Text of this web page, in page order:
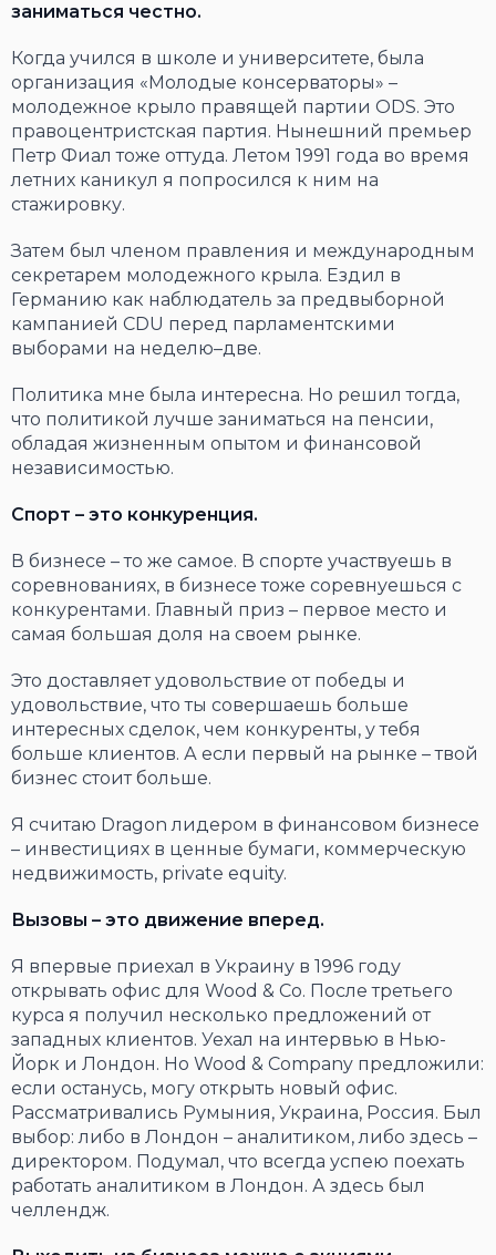
заниматься честно.
Когда учился в школе и университете, была
организация «Молодые консерваторы» –
молодежное крыло правящей партии ODS. Это
правоцентристская партия. Нынешний премьер
Петр Фиал тоже оттуда. Летом 1991 года во время
летних каникул я попросился к ним на
стажировку.
Затем был членом правления и международным
секретарем молодежного крыла. Ездил в
Германию как наблюдатель за предвыборной
кампанией CDU перед парламентскими
выборами на неделю–две.
Политика мне была интересна. Но решил тогда,
что политикой лучше заниматься на пенсии,
обладая жизненным опытом и финансовой
независимостью.
Спорт – это конкуренция.
В бизнесе – то же самое. В спорте участвуешь в
соревнованиях, в бизнесе тоже соревнуешься с
конкурентами. Главный приз – первое место и
самая большая доля на своем рынке.
Это доставляет удовольствие от победы и
удовольствие, что ты совершаешь больше
интересных сделок, чем конкуренты, у тебя
больше клиентов. А если первый на рынке – твой
бизнес стоит больше.
Я считаю Dragon лидером в финансовом бизнесе
– инвестициях в ценные бумаги, коммерческую
недвижимость, private equity.
Вызовы – это движение вперед.
Я впервые приехал в Украину в 1996 году
открывать офис для Wood & Co. После третьего
курса я получил несколько предложений от
западных клиентов. Уехал на интервью в Нью-
Йорк и Лондон. Но Wood & Company предложили:
если останусь, могу открыть новый офис.
Рассматривались Румыния, Украина, Россия. Был
выбор: либо в Лондон – аналитиком, либо здесь –
директором. Подумал, что всегда успею поехать
работать аналитиком в Лондон. А здесь был
челлендж.